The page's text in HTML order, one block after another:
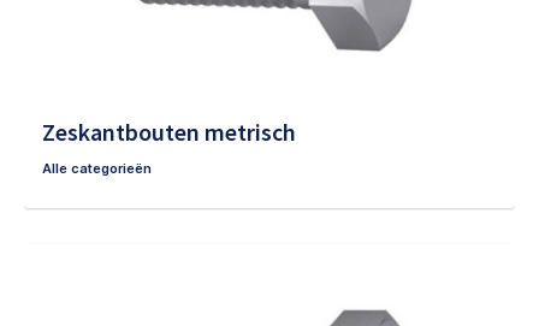
Zeskantbouten metrisch
Alle categorieën